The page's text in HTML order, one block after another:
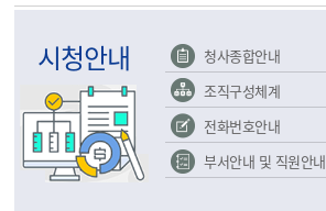
시청안내
청사종합안내
조직구성체계
전화번호안내
부서안내 및 직원안내